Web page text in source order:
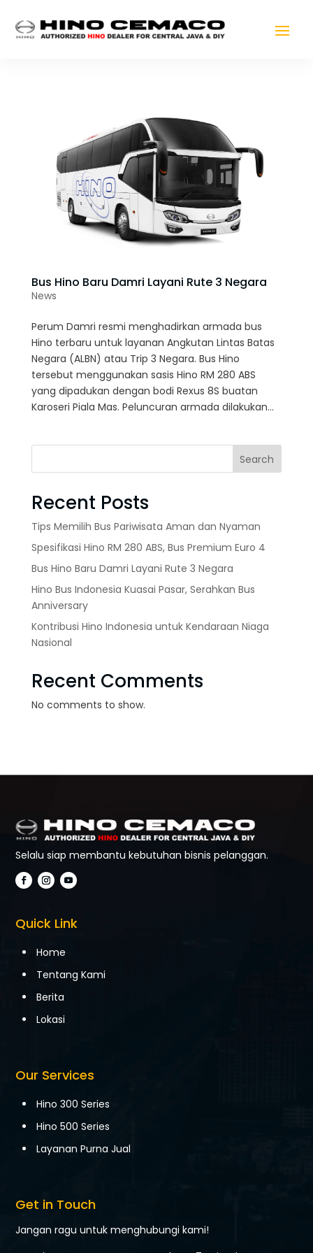
Bus Hino Baru Damri Layani Rute 3 Negara
News
Perum Damri resmi menghadirkan armada bus
Hino terbaru untuk layanan Angkutan Lintas Batas
Negara (ALBN) atau Trip 3 Negara. Bus Hino
tersebut menggunakan sasis Hino RM 280 ABS
yang dipadukan dengan bodi Rexus 8S buatan
Karoseri Piala Mas. Peluncuran armada dilakukan...
Search
Recent Posts
Tips Memilih Bus Pariwisata Aman dan Nyaman
Spesifikasi Hino RM 280 ABS, Bus Premium Euro 4
Bus Hino Baru Damri Layani Rute 3 Negara
Hino Bus Indonesia Kuasai Pasar, Serahkan Bus
Anniversary
Kontribusi Hino Indonesia untuk Kendaraan Niaga
Nasional
Recent Comments
No comments to show.
Selalu siap membantu kebutuhan bisnis pelanggan.
Quick Link
Home
Tentang Kami
Berita
Lokasi
Our Services
Hino 300 Series
Hino 500 Series
Layanan Purna Jual
Get in Touch
Jangan ragu untuk menghubungi kami!